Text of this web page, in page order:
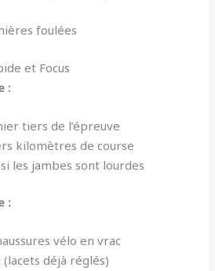
foulées
et Focus
:
tiers de l’épreuve
kilomètres de course
les jambes sont lourdes
:
vélo en vrac
(lacets déjà réglés)